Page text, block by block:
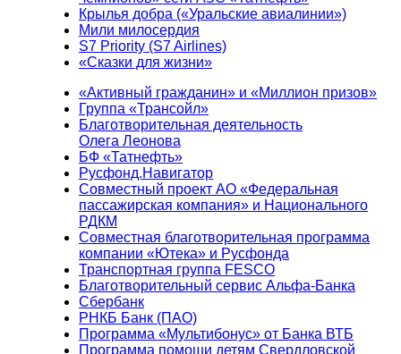
Крылья добра («Уральские авиалинии»)
Мили милосердия
S7 Priority (S7 Airlines)
«Сказки для жизни»
«Активный гражданин» и «Миллион призов»
Группа «Трансойл»
Благотворительная деятельность
Олега Леонова
БФ «Татнефть»
Русфонд.Навигатор
Совместный проект АО «Федеральная
пассажирская компания» и Национального
РДКМ
Совместная благотворительная программа
компании «Ютека» и Русфонда
Транспортная группа FESCO
Благотворительный сервис Альфа-Банка
Сбербанк
РНКБ Банк (ПАО)
Программа «Мультибонус» от Банка ВТБ
Программа помощи детям Свердловской